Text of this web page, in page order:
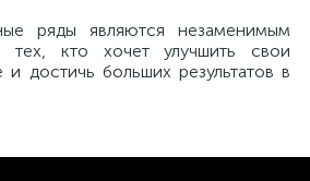
ряды являются незаменимым
тех, кто хочет улучшить свои
достичь больших результатов в